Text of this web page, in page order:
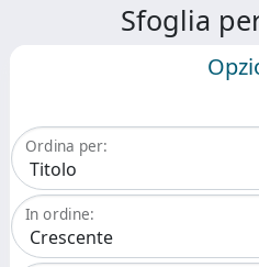
Sfoglia
Ordina per:
In ordine: